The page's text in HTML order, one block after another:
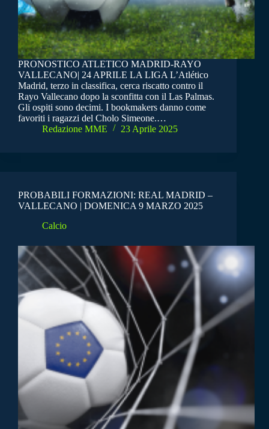
PRONOSTICO ATLETICO MADRID-RAYO
VALLECANO| 24 APRILE LA LIGA L’Atlético
Madrid, terzo in classifica, cerca riscatto contro il
Rayo Vallecano dopo la sconfitta con il Las Palmas.
Gli ospiti sono decimi. I bookmakers danno come
favoriti i ragazzi del Cholo Simeone.…
Redazione MME
23 Aprile 2025
PROBABILI FORMAZIONI: REAL MADRID –
VALLECANO | DOMENICA 9 MARZO 2025
Calcio